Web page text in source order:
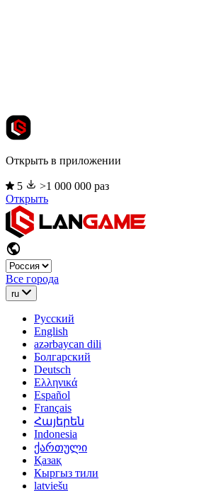
Открыть в приложении
5
>1 000 000 раз
Открыть
Все города
ru
Русский
English
azərbaycan dili
Болгарский
Deutsch
Ελληνικά
Español
Français
Հայերեն
Indonesia
ქართული
Қазақ
Кыргыз тили
latviešu